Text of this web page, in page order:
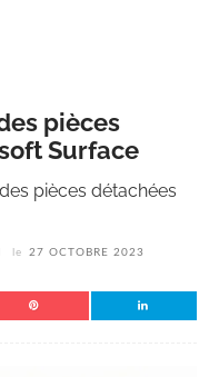
pièces
Surface
pièces détachées
le
27 OCTOBRE 2023